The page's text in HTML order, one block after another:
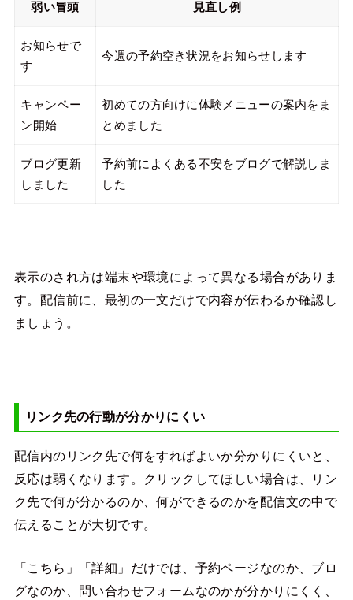
弱い冒頭 見直し例
お知らせで
す
今週の予約空き状況をお知らせします
キャンペー
ン開始
初めての方向けに体験メニューの案内をま
とめました
ブログ更新
しました
予約前によくある不安をブログで解説しま
した
表示のされ方は端末や環境によって異なる場合がありま
す。配信前に、最初の一文だけで内容が伝わるか確認し
ましょう。
リンク先の行動が分かりにくい
配信内のリンク先で何をすればよいか分かりにくいと、
反応は弱くなります。クリックしてほしい場合は、リン
ク先で何が分かるのか、何ができるのかを配信文の中で
伝えることが大切です。
「こちら」「詳細」だけでは、予約ページなのか、ブロ
グなのか、問い合わせフォームなのかが分かりにくく、